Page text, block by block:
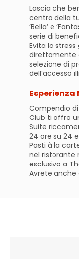
Lascia che
centro della
’Bella’ e
serie di
Evita lo stress
direttamente
selezione di
dell’accesso
Esperienza
Compendio
Club ti offre
Suite
24 ore su 24
Pasti à la
nel ristorante
esclusivo a
Avrete anche